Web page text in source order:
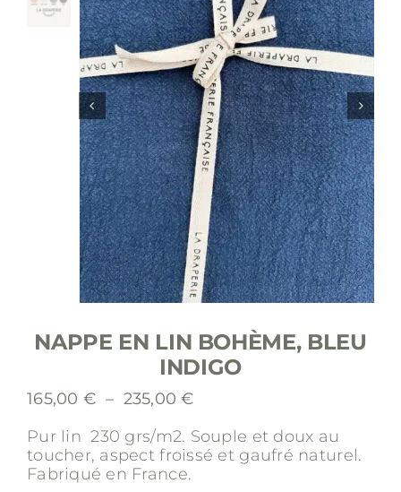
Entretien
Partenaires
La marque
NAPPE EN LIN BOHÈME, BLEU
INDIGO
165,00 € – 235,00€Plage
prix :
165,00 €
Pur lin 230 grs/m2. Souple et doux au
toucher, aspect froissé et gaufré naturel.
Fabriqué en France.